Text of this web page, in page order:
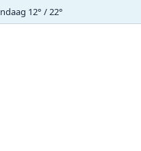
12° / 22°